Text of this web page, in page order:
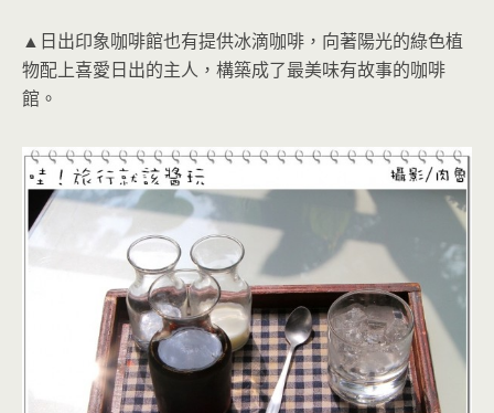
▲日出印象咖啡館也有提供冰滴咖啡，向著陽光的綠色植
物配上喜愛日出的主人，構築成了最美味有故事的咖啡
館。